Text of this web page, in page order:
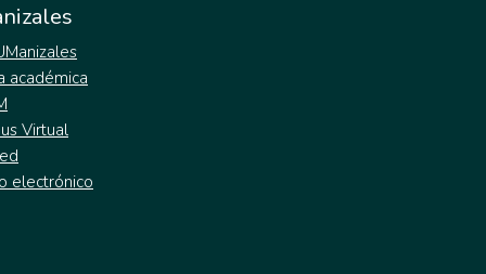
académica
Virtual
electrónico